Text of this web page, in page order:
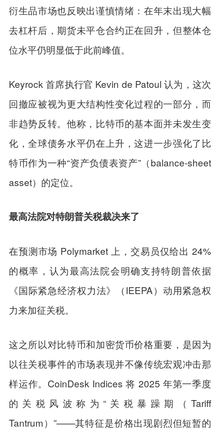
衍生品市场也反映出谨慎情绪：在年末出现大幅
去杠杆后，期货未平仓合约正在回升，但整体仓
位水平仍明显低于此前峰值。
Keyrock 首席执行官 Kevin de Patoul 认为，这次
回撤应被视为更大结构性变化过程的一部分，而
非趋势反转。他称，比特币的基本面并未发生变
化，全球债务水平仍在上升，这进一步强化了比
特币作为一种“资产负债表资产”（balance-sheet
asset）的定位。
最高法院对特朗普关税裁决来了
在预测市场 Polymarket 上，交易员仅给出 24%
的概率，认为最高法院会明确支持特朗普依据
《国际紧急经济权力法》（IEEPA）动用紧急权
力来加征关税。
这之所以对比特币和加密货币价格重要，是因为
以往关税事件的市场表现并不像传统宏观冲击那
样运作。CoinDesk Indices 将 2025 年第一季度
的关税风波称为“关税暴躁期（Tariff
Tantrum）”——其特征是价格出现剧烈但短暂的